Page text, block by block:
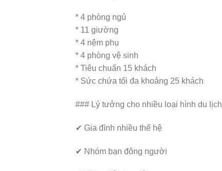
* 4 phòng ngủ
* 11 giường
* 4 nệm phụ
* 4 phòng vệ sinh
* Tiêu chuẩn 15 khách
* Sức chứa tối đa khoảng 25 khách
### Lý tưởng cho nhiều loại hình du lịch
✔ Gia đình nhiều thế hệ
✔ Nhóm bạn đông người